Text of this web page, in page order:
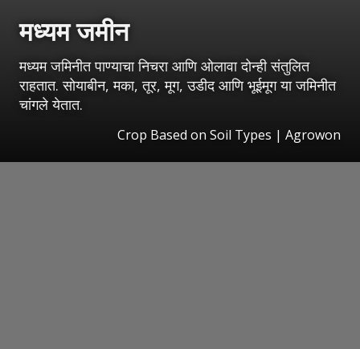
मध्यम जमीन
मध्यम जमिनीत पाण्याचा निचरा आणि ओलावा दोन्ही संतुलित
राहतात. सोयाबीन, मका, तूर, मूग, उडीद आणि भूईमूग या जमिनीत
चांगले येतात.
Crop Based on Soil Types | Agrowon